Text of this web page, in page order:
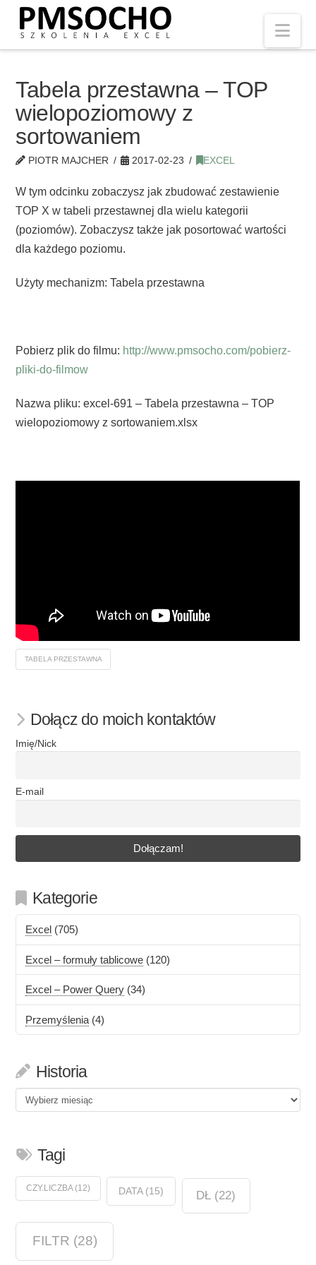
Tabela przestawna – TOP
wielopoziomowy z
sortowaniem
PIOTR MAJCHER 2017-02-23 EXCEL
W tym odcinku zobaczysz jak zbudować zestawienie
TOP X w tabeli przestawnej dla wielu kategorii
(poziomów). Zobaczysz także jak posortować wartości
dla każdego poziomu.
Użyty mechanizm: Tabela przestawna
Pobierz plik do filmu: http://www.pmsocho.com/pobierz-
pliki-do-filmow
Nazwa pliku: excel-691 – Tabela przestawna – TOP
wielopoziomowy z sortowaniem.xlsx
TABELA PRZESTAWNA
Dołącz do moich kontaktów
Imię/Nick
E-mail
Kategorie
Excel (705)
Excel – formuły tablicowe (120)
Excel – Power Query (34)
Przemyślenia (4)
Historia
Historia
Tagi
CZY.LICZBA(12) DATA(15) DŁ (22)
FILTR (28)